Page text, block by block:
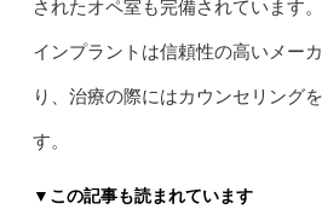
されたオペ室も完備されています。
インプラントは信頼性の高いメー
り、治療の際にはカウンセリング
す。
▼この記事も読まれています